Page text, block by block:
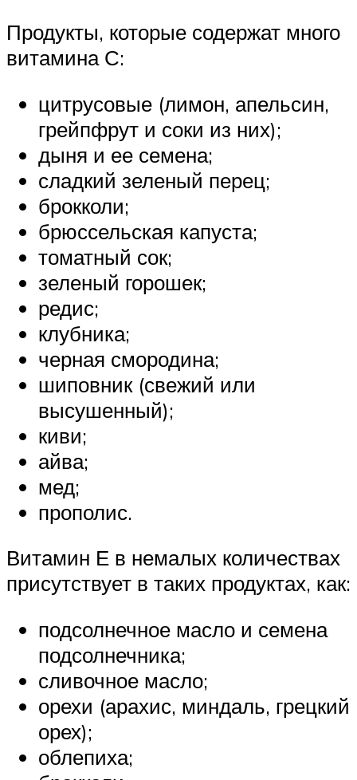
Продукты, которые содержат много
витамина С:
цитрусовые (лимон, апельсин,
грейпфрут и соки из них);
дыня и ее семена;
сладкий зеленый перец;
брокколи;
брюссельская капуста;
томатный сок;
зеленый горошек;
редис;
клубника;
черная смородина;
шиповник (свежий или
высушенный);
киви;
айва;
мед;
прополис.
Витамин Е в немалых количествах
присутствует в таких продуктах, как:
подсолнечное масло и семена
подсолнечника;
сливочное масло;
орехи (арахис, миндаль, грецкий
орех);
облепиха;